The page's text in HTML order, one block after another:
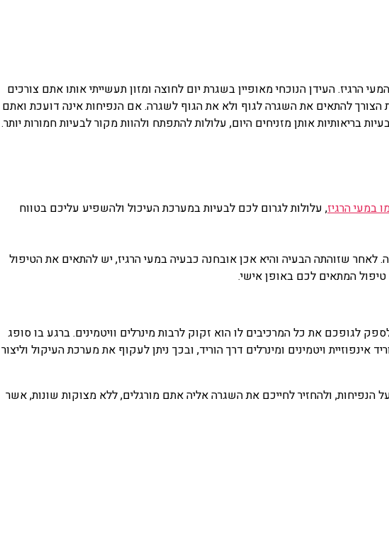
הרגיז. העידן הנוכחי מאופיין בשגרת יום לחוצה ומזון תעשייתי אותו אתם צורכים
הצורך להתאים את השגרה לגוף ולא את הגוף לשגרה. אם הנפיחות אינה דועכת ואתם
אותן מזניחים היום, עלולות להתפתח ולהוות מקור לבעיות חמורות יותר.
במעי הרגיז, עלולות לגרום לכם לבעיות במערכת העיכול ולהשפיע עליכם בטווח
לאחר שזוהתה הבעיה והיא אכן אובחנה כבעיה במעי הרגיז, יש להתאים את הטיפול
המתאים לכם באופן אישי.
לגופכם את כל המרכיבים לו הוא זקוק לרבות מינרלים וויטמינים. ברגע בו סופג
ויטמינים ומינרלים דרך הוריד, ובכך ניתן לעקוף את מערכת העיקול וליצור
ולהחזיר לחייכם את השגרה אליה אתם מורגלים, ללא מצוקות שונות, אשר